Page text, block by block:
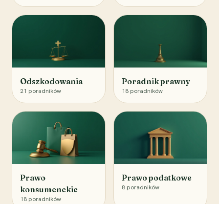
Odszkodowania
21 poradników
Poradnik prawny
18 poradników
Prawo
konsumenckie
18 poradników
Prawo podatkowe
8 poradników